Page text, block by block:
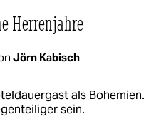
Herrenjahre
Jörn Kabisch
als Bohemien.
sein.